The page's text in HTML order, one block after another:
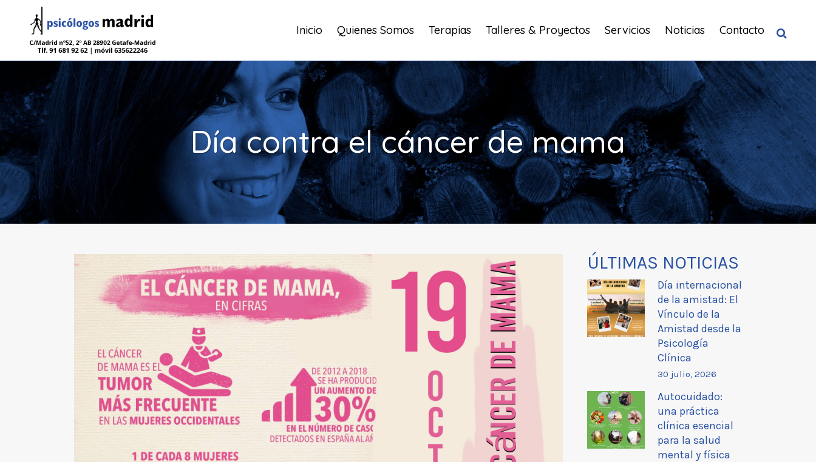
Inicio Quienes Somos Terapias Talleres & Proyectos Servicios Noticias Contacto
Día contra el cáncer de mama
ÚLTIMAS NOTICIAS
Día internacional
de la amistad: El
Vínculo de la
Amistad desde la
Psicología
Clínica
30 julio, 2026
Autocuidado:
una práctica
clínica esencial
para la salud
mental y física